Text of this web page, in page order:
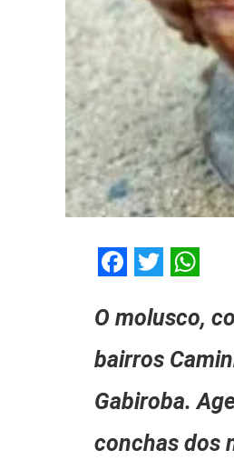
O molusco,
bairros
Gabiroba.
conchas dos